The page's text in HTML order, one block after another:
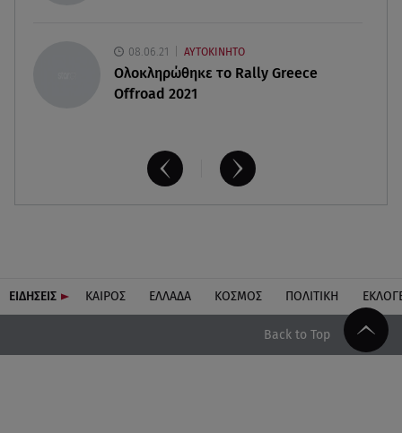
08.06.21 ΑΥΤΟΚΙΝΗΤΟ
Ολοκληρώθηκε το Rally Greece
Offroad 2021
ΕΙΔΗΣΕΙΣ ΚΑΙΡΟΣ ΕΛΛΑΔΑ ΚΟΣΜΟΣ ΠΟΛΙΤΙΚΗ
Back to Top